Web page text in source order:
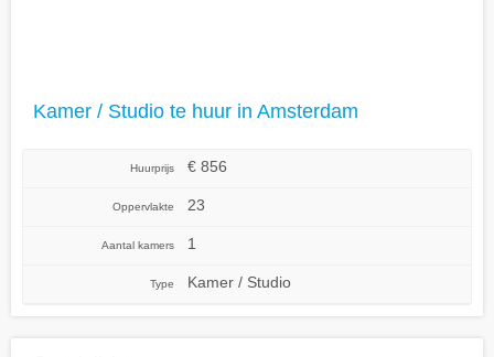
Kamer / Studio te huur in Amsterdam
Huurprijs € 856
Oppervlakte 23
Aantal kamers 1
Type Kamer / Studio